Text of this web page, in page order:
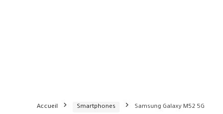
Accueil Smartphones Samsung Galaxy M52 5G